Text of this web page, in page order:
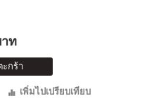
ท
กร้า
เพิ่มไปเปรียบเทียบ